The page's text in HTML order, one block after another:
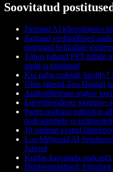
Soovitatud
Parimad AI kõnesünteesi
Parimad veebipõhised
tööriistad helifailide
Tõhus juhend PPT-failide
nipid ja tööriistad
Kui palju maksab Spotify?
Ülim juhend Zoo Digitali ja
Audiotõlkimine inglise
Ettevõttevideote tootmine:
Parim podcasti mikrofon
podcasteritele ja
10 parimat avatud
Loo Mõjusaid AI
Juhend
Kuidas kasvatada
Dubleerinäidised: Pilguheit